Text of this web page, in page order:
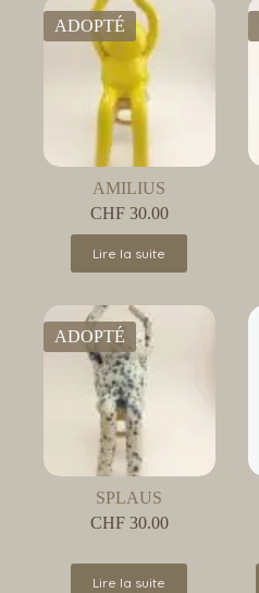
ADOPTÉ
AMILIUS
CHF30.00
Lire la suite
ADOPTÉ
SPLAUS
CHF30.00
Lire la suite